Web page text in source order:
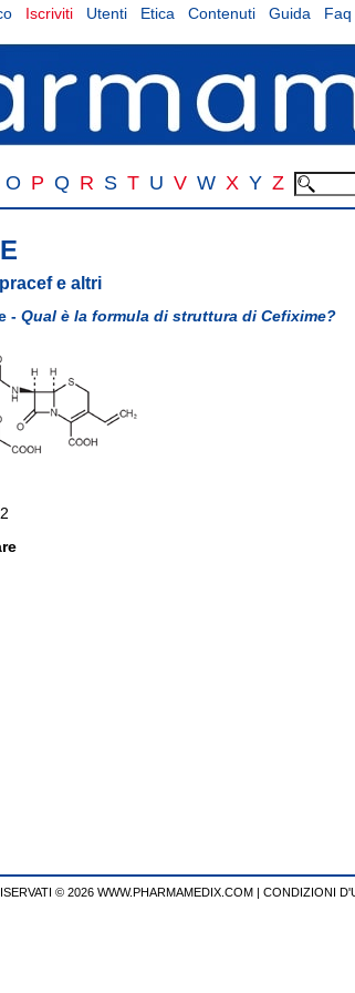
Iscriviti Utenti Etica Contenuti Guida Faq
O P Q R S T U V W X Y Z
e altri
- Qual è la formula di struttura di Cefixime?
2
© 2026 WWW.PHARMAMEDIX.COM | CONDIZIONI